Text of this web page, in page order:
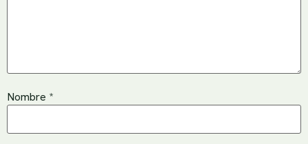
Nombre *